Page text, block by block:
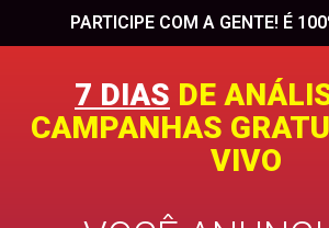
PARTICIPE COM A GENTE! É
7 DIAS DE
CAMPANHAS
VIVO